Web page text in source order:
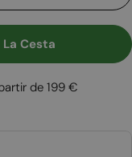
Slim 1200
Foco Two
Cesta
de 199 €